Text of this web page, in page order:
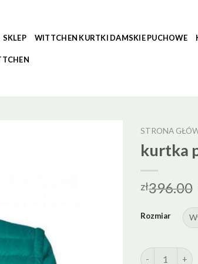
SKLEP WITTCHEN KURTKI DAMSKIE PUCHOWE
STRONA
kurtka
zł396.00
Rozmiar
ilość kurtka